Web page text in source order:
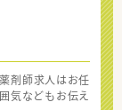
剤師求人はお任
気などもお伝え